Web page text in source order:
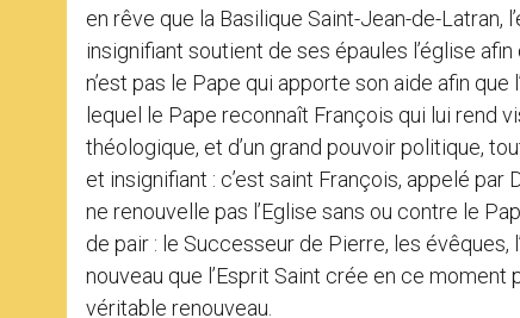
en rêve que la Basilique Saint-Jean-de-Latran,
insignifiant soutient de ses épaules l’église
n’est pas le Pape qui apporte son aide afin
lequel le Pape reconnaît François qui lui rend
théologique, et d’un grand pouvoir politique,
et insignifiant : c’est saint François, appelé
ne renouvelle pas l’Eglise sans ou contre le
de pair : le Successeur de Pierre, les
nouveau que l’Esprit Saint crée en ce moment
véritable renouveau.